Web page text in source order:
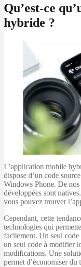
Qu’est-ce
hybride ?
L’application mobile
dispose d’un code
Windows Phone. De
développées sont
vous pouvez trouver
Cependant, cette
technologies qui
facilement. Un seul code
un seul code à modifier
modifications. Une
permet d’économiser du